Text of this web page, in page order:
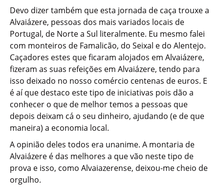
Devo dizer também que esta jornada de caça trouxe a
Alvaiázere, pessoas dos mais variados locais de
Portugal, de Norte a Sul literalmente. Eu mesmo falei
com monteiros de Famalicão, do Seixal e do Alentejo.
Caçadores estes que ficaram alojados em Alvaiázere,
fizeram as suas refeições em Alvaiázere, tendo para
isso deixado no nosso comércio centenas de euros. E
é aí que destaco este tipo de iniciativas pois dão a
conhecer o que de melhor temos a pessoas que
depois deixam cá o seu dinheiro, ajudando (e de que
maneira) a economia local.
A opinião deles todos era unanime. A montaria de
Alvaiázere é das melhores a que vão neste tipo de
prova e isso, como Alvaiazerense, deixou-me cheio de
orgulho.